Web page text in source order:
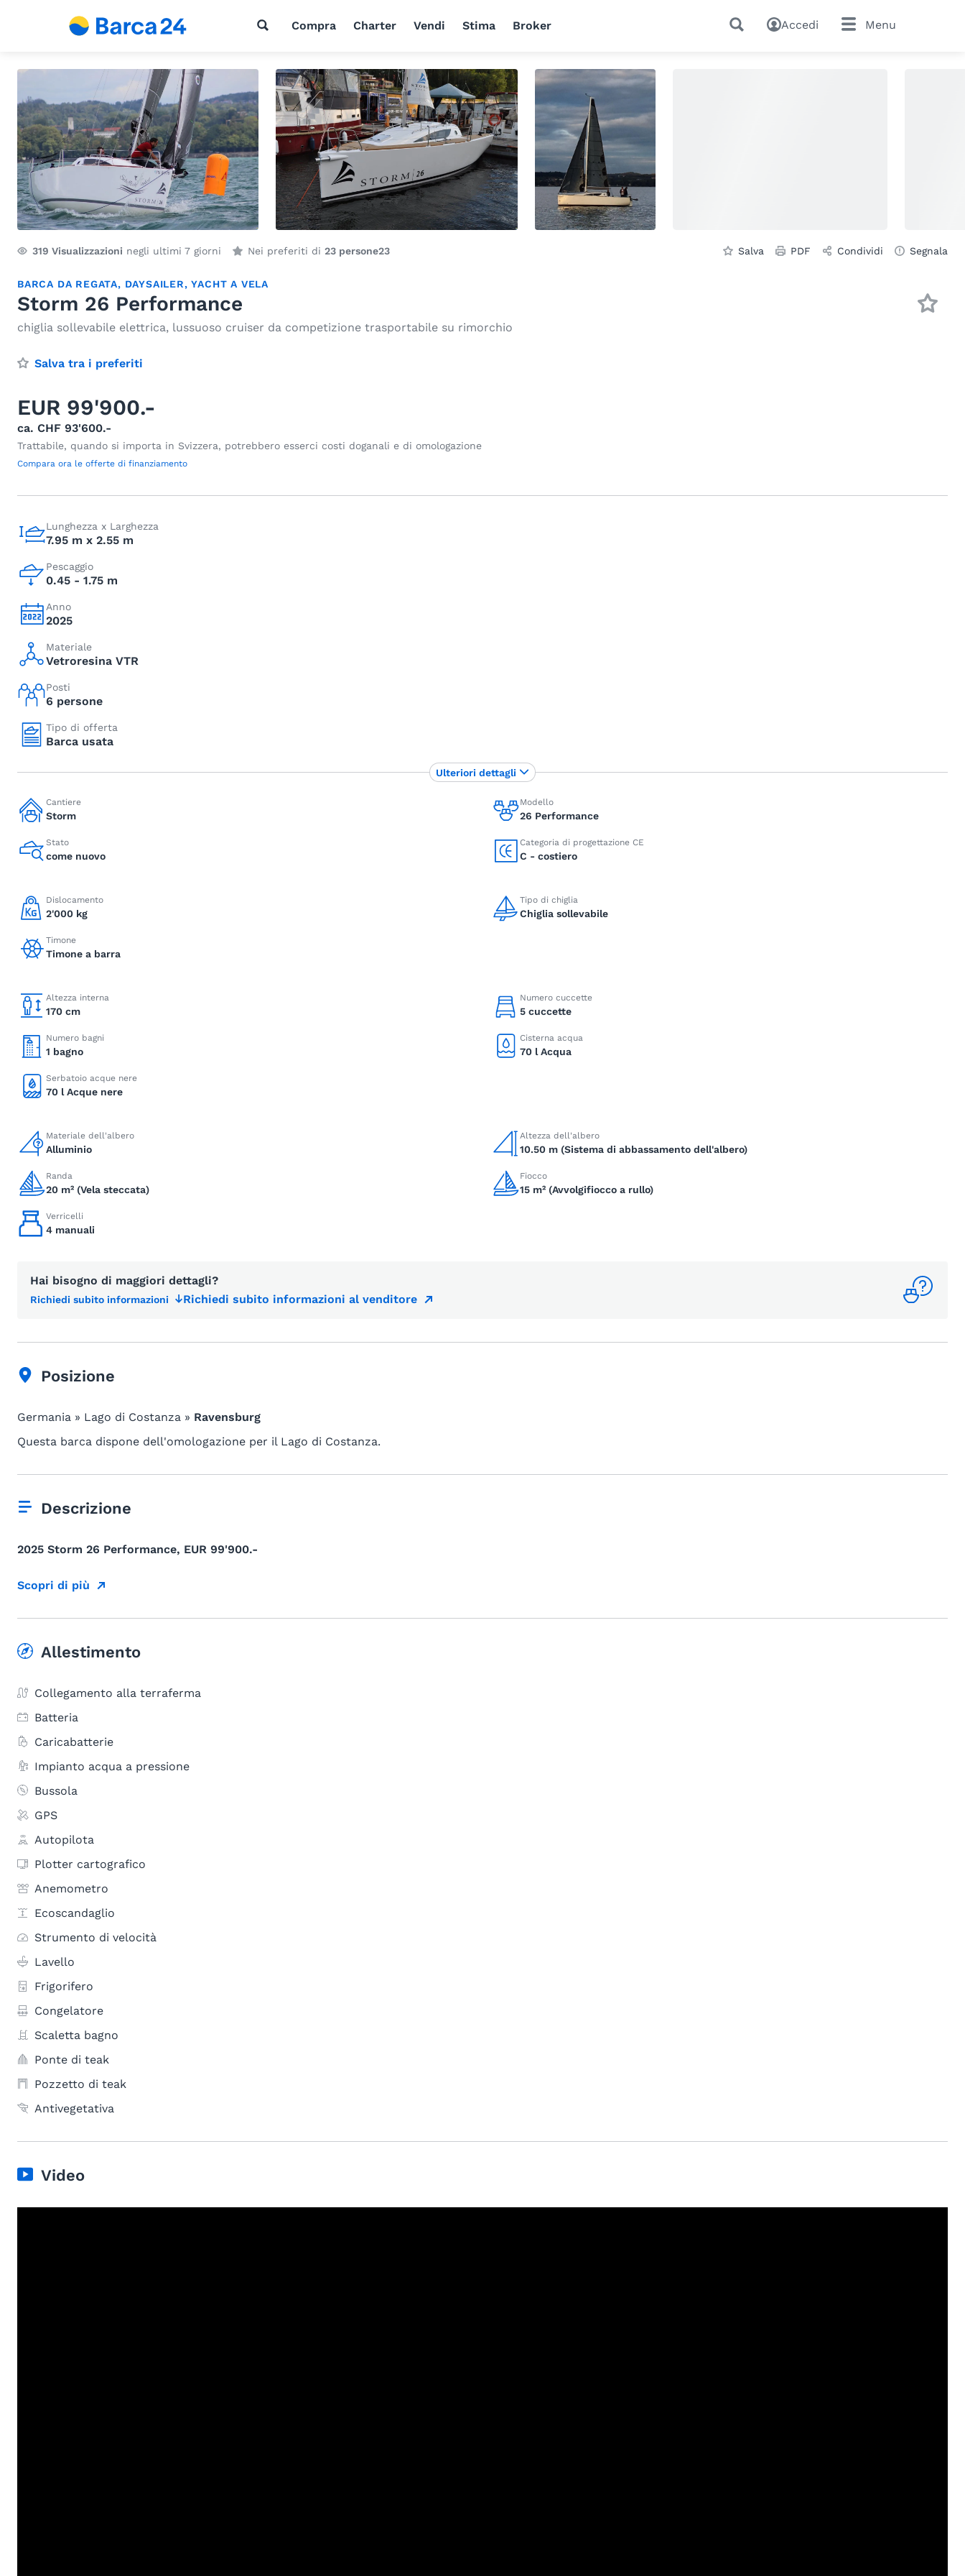
Compra Charter Vendi Stima Broker Accedi Menu
319 Visualizzazioni negli ultimi 7 giorni Nei preferiti di 23 persone23 Salva PDF Condividi Segnala
BARCA DA REGATA, DAYSAILER,YACHT A VELA
Storm 26 Performance
chiglia sollevabile elettrica, lussuoso cruiser da competizione trasportabile su rimorchio
Salva tra i preferiti
EUR 99'900.-
ca. CHF 93'600.-
Trattabile, quando si importa in Svizzera, potrebbero esserci costi doganali e di omologazione
Compara ora le offerte di finanziamento
Lunghezza x Larghezza
7.95 m x 2.55 m
Pescaggio
0.45 - 1.75 m
Anno
2025
Materiale
Vetroresina VTR
Posti
6 persone
Tipo di offerta
Barca usata
Cantiere
Storm
Modello
26 Performance
Stato
come nuovo
Categoria di progettazione CE
C - costiero
Dislocamento
2'000 kg
Tipo di chiglia
Chiglia sollevabile
Timone
Timone a barra
Altezza interna
170 cm
Numero cuccette
5 cuccette
Numero bagni
1 bagno
Cisterna acqua
70 l Acqua
Serbatoio acque nere
70 l Acque nere
Materiale dell'albero
Alluminio
Altezza dell'albero
10.50 m (Sistema di abbassamento dell'albero)
Randa
20 m² (Vela steccata)
Fiocco
15 m² (Avvolgifiocco a rullo)
Verricelli
4 manuali
Hai bisogno di maggiori dettagli?
Richiedi subito informazioni Richiedi subito informazioni al venditore
Ulteriori dettagli
Posizione
Germania » Lago di Costanza » Ravensburg
Questa barca dispone dell'omologazione per il Lago di Costanza.
Descrizione
2025 Storm 26 Performance, EUR 99'900.-
Scopri di più
Allestimento
Collegamento alla terraferma
Batteria
Caricabatterie
Impianto acqua a pressione
Bussola
GPS
Autopilota
Plotter cartografico
Anemometro
Ecoscandaglio
Strumento di velocità
Lavello
Frigorifero
Congelatore
Scaletta bagno
Ponte di teak
Pozzetto di teak
Antivegetativa
Video